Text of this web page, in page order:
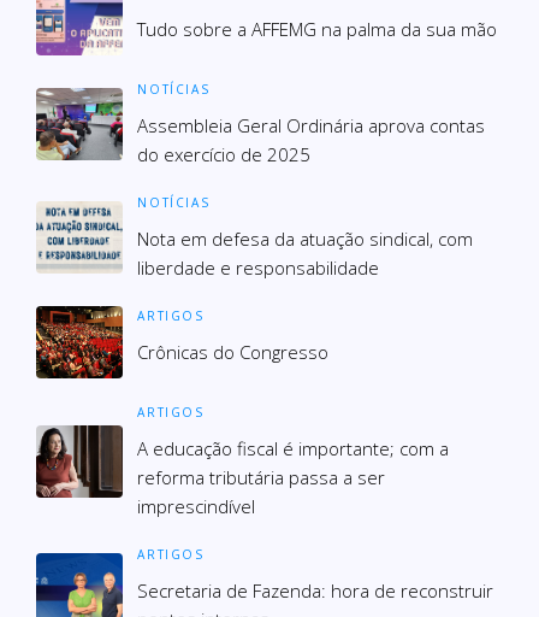
Tudo sobre a AFFEMG na palma da sua mão
NOTÍCIAS
Assembleia Geral Ordinária aprova contas
do exercício de 2025
NOTÍCIAS
Nota em defesa da atuação sindical, com
liberdade e responsabilidade
ARTIGOS
Crônicas do Congresso
ARTIGOS
A educação fiscal é importante; com a
reforma tributária passa a ser
imprescindível
ARTIGOS
Secre­ta­ria de Fazenda: hora de recons­truir